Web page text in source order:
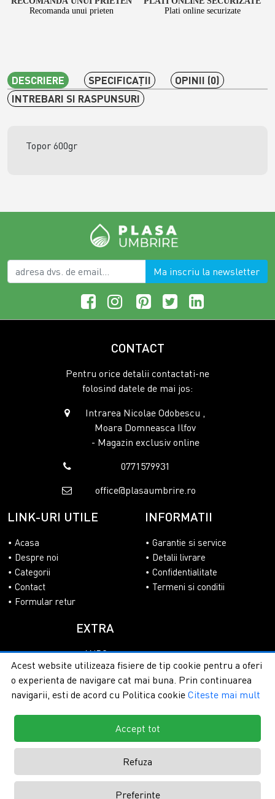
Recomanda unui prieten
Plati online securizate
DESCRIERE SPECIFICAŢII
OPINII (0)
INTREBARI SI RASPUNSURI
Topor 600gr
Ma inscriu la newsletter
CONTACT
Pentru orice detalii contactati-ne
folosind datele de mai jos:
Intrarea Nicolae Odobescu ,
Moara Domneasca Ilfov
- Magazin exclusiv online
0771579931
office@plasaumbrire.ro
LINK-URI UTILE
Acasa
Despre noi
Categorii
Contact
Formular retur
INFORMATII
Garantie si service
Detalii livrare
Confidentialitate
Termeni si conditii
EXTRA
ANPC
SOL
Copyright © 2026 - PlasaUmbrire.ro | Toate drepturile
rezervate.Creare magazine online by ITeXclusiv.ro
Acest website utilizeaza fisiere de tip cookie pentru a oferi
o experienta de navigare cat mai buna. Prin continuarea
navigarii, esti de acord cu Politica cookie Citeste mai mult
Accept tot
Refuza
Preferinte